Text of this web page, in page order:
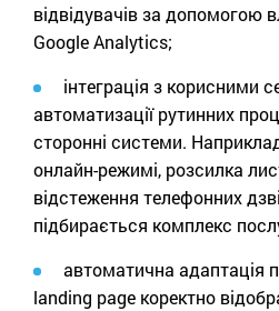
відвідувачів за допомогою
Google Analytics;
інтеграція з корисними
автоматизації рутинних
сторонні системи.
онлайн-режимі, розсилка
відстеження телефонних
підбирається комплекс
автоматична адаптація
landing page коректно